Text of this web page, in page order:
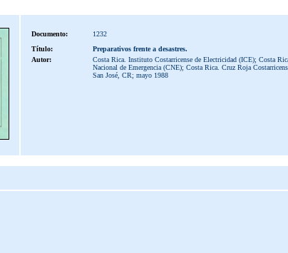
Documento:
1232
Título:
Preparativos frente a desastres.
Autor:
Costa Rica. Instituto Costarricense de Electricidad (ICE); Costa
Nacional de Emergencia (CNE); Costa Rica. Cruz Roja
San José, CR; mayo 1988